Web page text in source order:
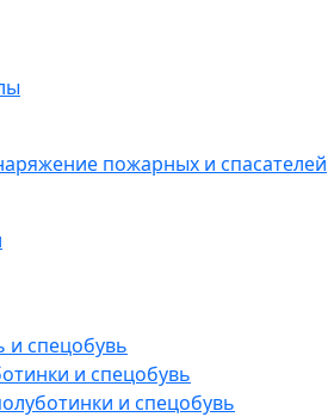
пожарных и спасателей
и спецобувь
и спецобувь
и спецобувь